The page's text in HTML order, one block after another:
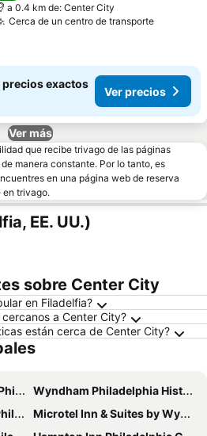
a 0.4 km de: Center City
Cerca de un centro de transporteVer
precios exactos
Ver precios
Ver más
que recibe trivago de las páginas
manera constante. Por lo tanto, es
en una página web de reserva
en trivago.
EE. UU.)
sobre Center City
en Filadelfia?
a Center City?
están cerca de Center City?
Wyndham Philadelphia Historic District
PA
Microtel Inn & Suites by Wyndham Philadelphia Airport